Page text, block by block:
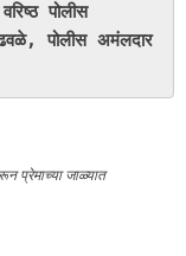
वरिष्ठ पोलीस
पोलीस अमंलदार
प्रेमाच्या जाळ्यात